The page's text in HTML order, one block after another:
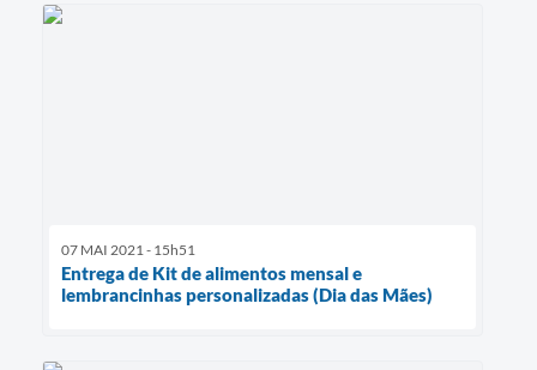
07 MAI 2021 - 15h51
Entrega de Kit de alimentos mensal e
lembrancinhas personalizadas (Dia das Mães)